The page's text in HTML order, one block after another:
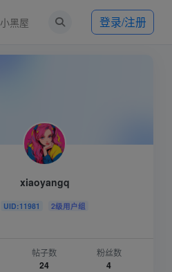
小黑屋 登录/注册
xiaoyangq
UID:11981 2级用户组
帖子数
24
粉丝数
4